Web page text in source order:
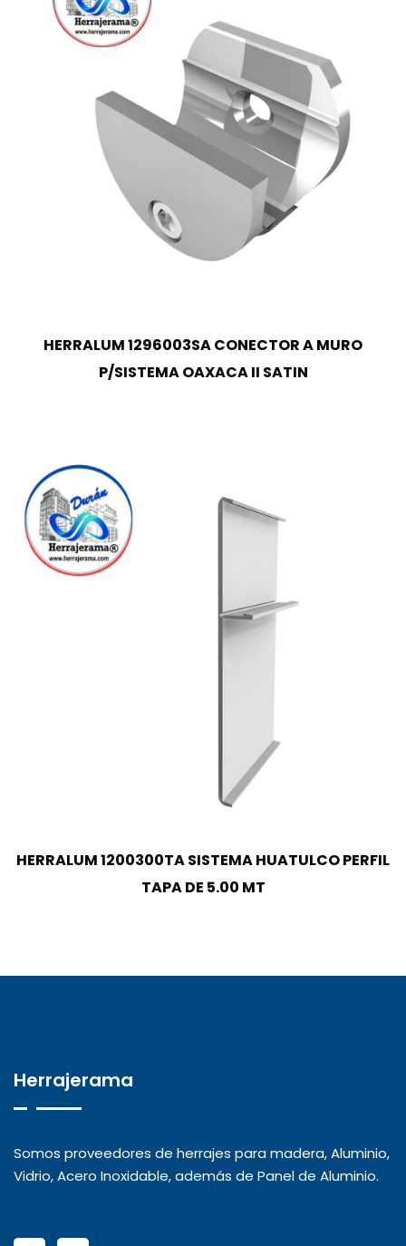
HERRALUM 1296003SA CONECTOR A MURO
P/SISTEMA OAXACA II SATIN
HERRALUM 1200300TA SISTEMA HUATULCO PERFIL
TAPA DE 5.00 MT
Herrajerama
Somos proveedores de herrajes para madera, Aluminio,
Vidrio, Acero Inoxidable, además de Panel de Aluminio.